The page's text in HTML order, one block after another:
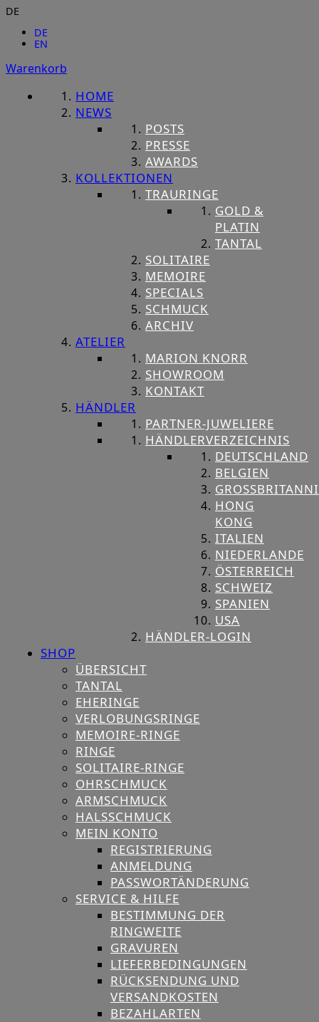
DE
DE
EN
Warenkorb
HOME
NEWS
POSTS
PRESSE
AWARDS
KOLLEKTIONEN
TRAURINGE
GOLD &
PLATIN
TANTAL
SOLITAIRE
MEMOIRE
SPECIALS
SCHMUCK
ARCHIV
ATELIER
MARION KNORR
SHOWROOM
KONTAKT
HÄNDLER
PARTNER-JUWELIERE
HÄNDLERVERZEICHNIS
DEUTSCHLAND
BELGIEN
HONG
KONG
ITALIEN
NIEDERLANDE
ÖSTERREICH
SCHWEIZ
SPANIEN
USA
HÄNDLER-LOGIN
SHOP
ÜBERSICHT
TANTAL
EHERINGE
VERLOBUNGSRINGE
MEMOIRE-RINGE
RINGE
SOLITAIRE-RINGE
OHRSCHMUCK
ARMSCHMUCK
HALSSCHMUCK
MEIN KONTO
REGISTRIERUNG
ANMELDUNG
PASSWORTÄNDERUNG
SERVICE & HILFE
BESTIMMUNG DER
RINGWEITE
GRAVUREN
LIEFERBEDINGUNGEN
RÜCKSENDUNG UND
VERSANDKOSTEN
BEZAHLARTEN